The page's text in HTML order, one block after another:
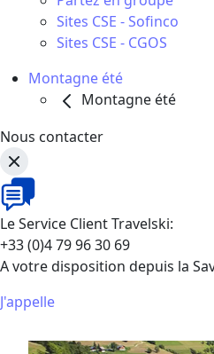
Sites CSE - Sofinco
Sites CSE - CGOS
Montagne été
Montagne été
Nous contacter
Le Service Client Travelski:
+33 (0)4 79 96 30 69
A votre disposition depuis la
J'appelle